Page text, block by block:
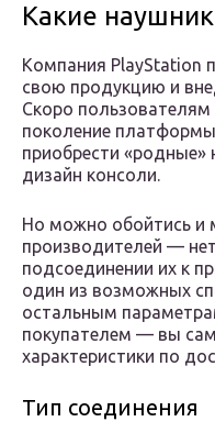
Какие
Компания PlayStation
свою продукцию и
Скоро
поколение
приобрести «родные»
дизайн консоли.
Но можно обойтись и
производителей —
подсоединении их к
один из возможных
остальным
покупателем — вы
характеристики по
Тип соединения